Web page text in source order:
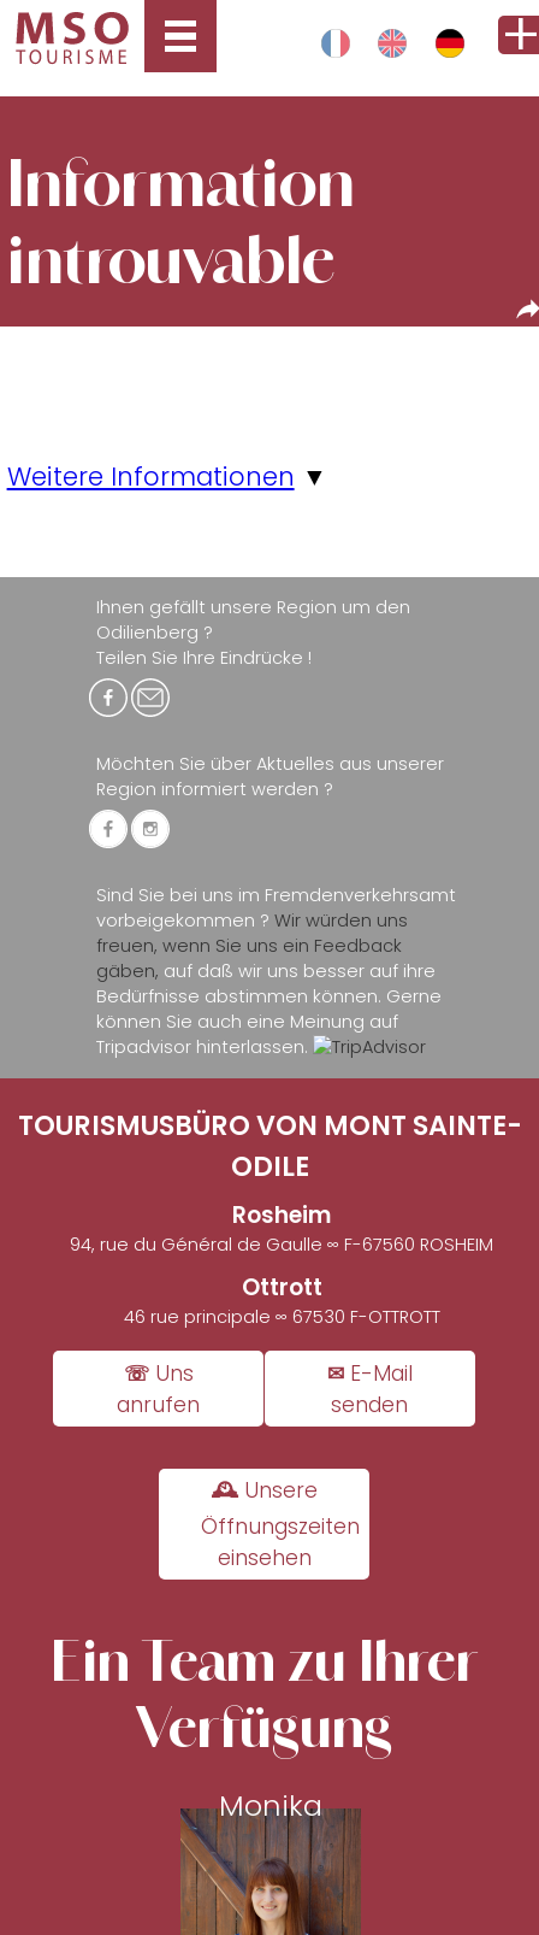
Information
introuvable
Weitere Informationen ▼
Ihnen gefällt unsere Region um den
Odilienberg ?
Teilen Sie Ihre Eindrücke !
Möchten Sie über Aktuelles aus unserer
Region informiert werden ?
Sind Sie bei uns im Fremdenverkehrsamt
vorbeigekommen ? Wir würden uns
freuen, wenn Sie uns ein Feedback
gäben, auf daß wir uns besser auf ihre
Bedürfnisse abstimmen können. Gerne
können Sie auch eine Meinung auf
Tripadvisor hinterlassen.
TOURISMUSBÜRO VON MONT SAINTE-
ODILE
Rosheim
94, rue du Général de Gaulle ∞ F-67560 ROSHEIM
Ottrott
46 rue principale ∞ 67530 F-OTTROTT
☏ Uns
anrufen
✉ E-Mail
senden
🕰 Unsere
Öffnungszeiten
einsehen
Ein Team zu Ihrer
Verfügung
Monika